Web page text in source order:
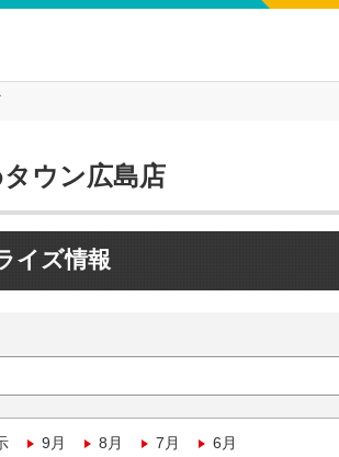
ウン広島店
イズ情報
9月 8月 7月 6月